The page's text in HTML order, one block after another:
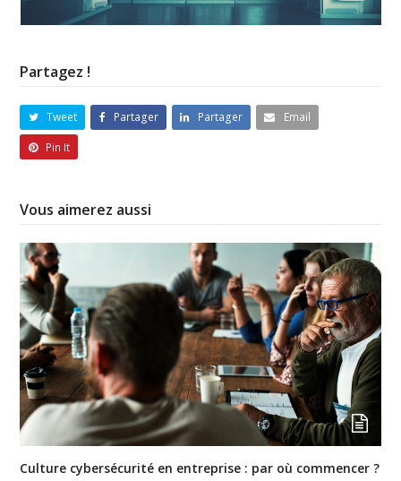
Partagez !
Tweet Partager Partager
Email
Pin It
Vous aimerez aussi
Culture cybersécurité en entreprise : par où commencer ?